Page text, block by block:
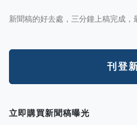
新聞稿的好去處，三分鐘上稿完成，
刊登
立即購買新聞稿曝光